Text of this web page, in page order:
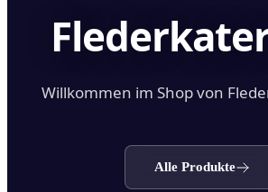
Willkommen im Shop von
Alle Produkte